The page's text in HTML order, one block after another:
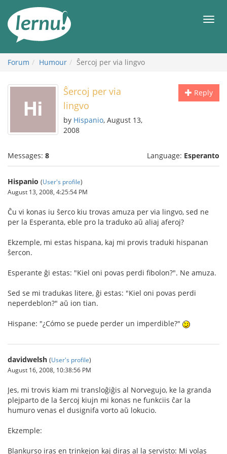
the
content
Forum Humour Ŝercoj per via lingvo
Reply
Ŝercoj per via
lingvo
by Hispanio, August 13,
2008
Messages: 8 Language: Esperanto
Hispanio (User's profile)
August 13, 2008, 4:25:54 PM
Ĉu vi konas iu ŝerco kiu trovas amuza per via lingvo, sed ne
per la Esperanta, eble pro la traduko aŭ aliaj aferoj?
Ekzemple, mi estas hispana, kaj mi provis traduki hispanan
ŝercon.
Esperante ĝi estas: "Kiel oni povas perdi fibolon?". Ne amuza.
Sed se mi tradukas litere, ĝi estas: "Kiel oni povas perdi
neperdeblon?" aŭ ion tian.
Hispane: "¿Cómo se puede perder un imperdible?"
davidwelsh (User's profile)
August 16, 2008, 10:38:56 PM
Jes, mi trovis kiam mi transloĝiĝis al Norvegujo, ke la granda
plejparto de la ŝercoj kiujn mi konas ne funkciis ĉar la
humuro venas el dusignifa vorto aŭ lokucio.
Ekzemple:
Blankurso iras en trinkejon kaj diras al la servisto: Mi volas